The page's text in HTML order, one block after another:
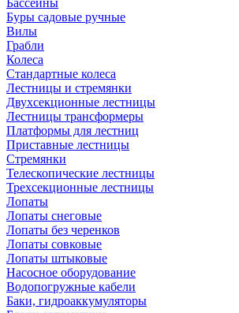
Бассейны
Буры садовые ручные
Вилы
Грабли
Колеса
Стандартные колеса
Лестницы и стремянки
Двухсекционные лестницы
Лестницы трансформеры
Платформы для лестниц
Приставные лестницы
Стремянки
Телескопические лестницы
Трехсекционные лестницы
Лопаты
Лопаты снеговые
Лопаты без черенков
Лопаты совковые
Лопаты штыковые
Насосное оборудование
Водопогружные кабели
Баки, гидроаккумуляторы